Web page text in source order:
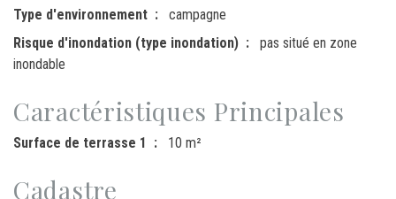
Type d'environnement
campagne
Risque d'inondation (type inondation)
pas situé en zone
inondable
Caractéristiques Principales
Surface de terrasse 1 10 m²
Cadastre